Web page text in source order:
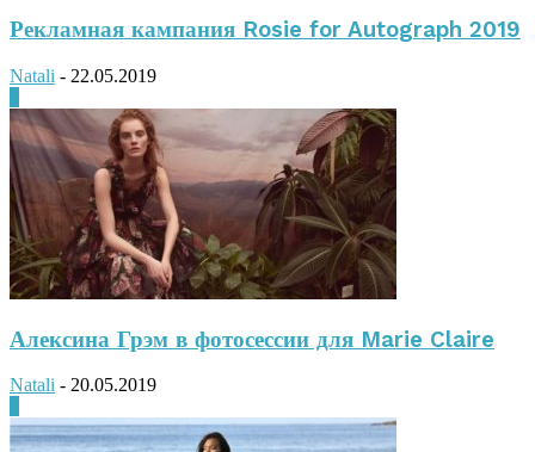
Рекламная кампания Rosie for Autograph 2019
Natali - 22.05.2019
Алексина Грэм в фотосессии для Marie Claire
Natali - 20.05.2019